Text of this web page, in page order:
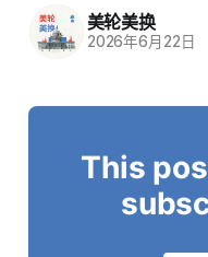
美轮美换
2026年6月22日
This